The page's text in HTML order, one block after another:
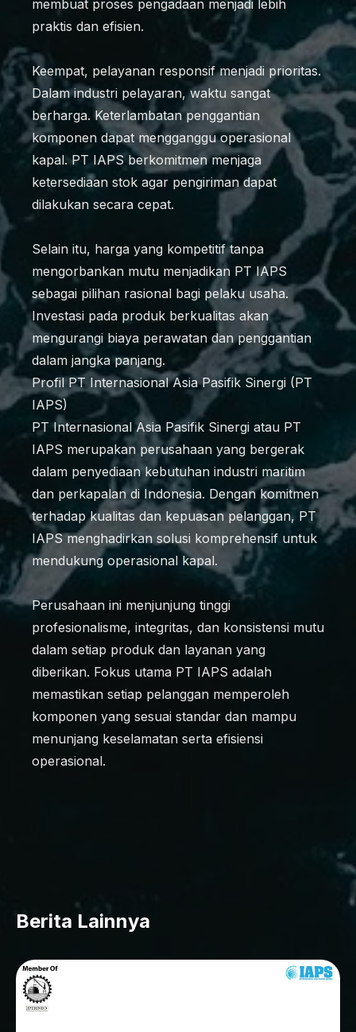
membuat proses pengadaan menjadi lebih
praktis dan efisien.
Keempat, pelayanan responsif menjadi prioritas.
Dalam industri pelayaran, waktu sangat
berharga. Keterlambatan penggantian
komponen dapat mengganggu operasional
kapal. PT IAPS berkomitmen menjaga
ketersediaan stok agar pengiriman dapat
dilakukan secara cepat.
Selain itu, harga yang kompetitif tanpa
mengorbankan mutu menjadikan PT IAPS
sebagai pilihan rasional bagi pelaku usaha.
Investasi pada produk berkualitas akan
mengurangi biaya perawatan dan penggantian
dalam jangka panjang.
Profil PT Internasional Asia Pasifik Sinergi (PT
IAPS)
PT Internasional Asia Pasifik Sinergi atau PT
IAPS merupakan perusahaan yang bergerak
dalam penyediaan kebutuhan industri maritim
dan perkapalan di Indonesia. Dengan komitmen
terhadap kualitas dan kepuasan pelanggan, PT
IAPS menghadirkan solusi komprehensif untuk
mendukung operasional kapal.
Perusahaan ini menjunjung tinggi
profesionalisme, integritas, dan konsistensi mutu
dalam setiap produk dan layanan yang
diberikan. Fokus utama PT IAPS adalah
memastikan setiap pelanggan memperoleh
komponen yang sesuai standar dan mampu
menunjang keselamatan serta efisiensi
operasional.
Berita Lainnya